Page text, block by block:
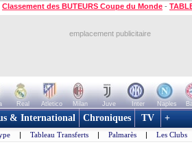
Classement des BUTEURS Coupe du Monde -
emplacement publicitaire
Real Atletico Milan Juve Inter Naples
& International Chroniques TV +
| Tableau Transferts | Palmarès | Les Clubs